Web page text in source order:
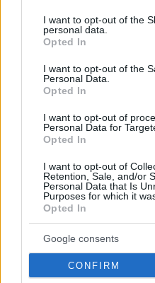
not limited to your visit or
grant or deny consent to
use your data for below
consent section.
I want to opt-out of the
personal data.
Opted In
I want to opt-out of the
Personal Data.
Opted In
I want to opt-out of
Personal Data for
Opted In
I want to opt-out of
Retention, Sale, and/or
Personal Data that Is
Purposes for which it
Opted In
Google consents
CONFIRM
Την Παρασκευή η
ΣτΕ από την Βουλή
Μετά την ακρόαση, τα
Προέδρων θα
είναι οι υποψήφιοι
29.06.2022, 14:37